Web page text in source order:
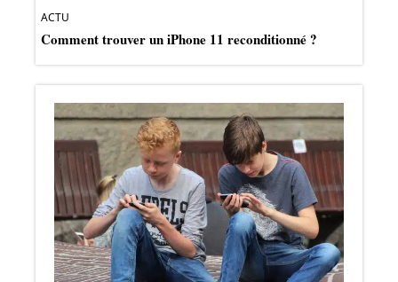
ACTU
Comment trouver un iPhone 11 reconditionné ?